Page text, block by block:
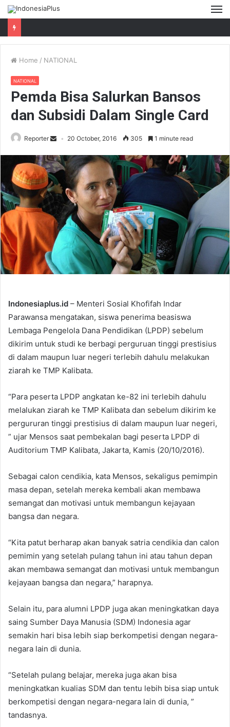
Home / NATIONAL
NATIONAL
Pemda Bisa Salurkan Bansos
dan Subsidi Dalam Single Card
Reporter 20 October, 2016 305 1 minute read
Indonesiaplus.id – Menteri Sosial Khofifah Indar
Parawansa mengatakan, siswa penerima beasiswa
Lembaga Pengelola Dana Pendidikan (LPDP) sebelum
dikirim untuk studi ke berbagi perguruan tinggi prestisius
di dalam maupun luar negeri terlebih dahulu melakukan
ziarah ke TMP Kalibata.
“Para peserta LPDP angkatan ke-82 ini terlebih dahulu
melalukan ziarah ke TMP Kalibata dan sebelum dikirim ke
pergururan tinggi prestisius di dalam maupun luar negeri,
” ujar Mensos saat pembekalan bagi peserta LPDP di
Auditorium TMP Kalibata, Jakarta, Kamis (20/10/2016).
Sebagai calon cendikia, kata Mensos, sekaligus pemimpin
masa depan, setelah mereka kembali akan membawa
semangat dan motivasi untuk membangun kejayaan
bangsa dan negara.
“Kita patut berharap akan banyak satria cendikia dan calon
pemimin yang setelah pulang tahun ini atau tahun depan
akan membawa semangat dan motivasi untuk membangun
kejayaan bangsa dan negara,” harapnya.
Selain itu, para alumni LPDP juga akan meningkatkan daya
saing Sumber Daya Manusia (SDM) Indonesia agar
semakin hari bisa lebih siap berkompetisi dengan negara-
negara lain di dunia.
“Setelah pulang belajar, mereka juga akan bisa
meningkatkan kualias SDM dan tentu lebih bisa siap untuk
berkompetisi dengan negara-negara lain di dunia, ”
tandasnya.